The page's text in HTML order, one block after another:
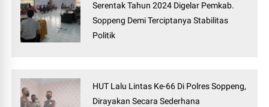
Serentak Tahun 2024 Digelar Pemkab.
Soppeng Demi Terciptanya Stabilitas
Politik
HUT Lalu Lintas Ke-66 Di Polres Soppeng,
Dirayakan Secara Sederhana